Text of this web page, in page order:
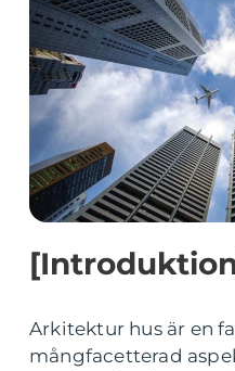
Arkitektur hus är en
mångfacetterad